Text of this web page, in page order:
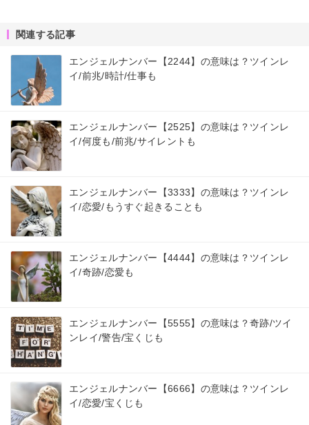
関連する記事
エンジェルナンバー【2244】の意味は？ツインレ
イ/前兆/時計/仕事も
エンジェルナンバー【2525】の意味は？ツインレ
イ/何度も/前兆/サイレントも
エンジェルナンバー【3333】の意味は？ツインレ
イ/恋愛/もうすぐ起きることも
エンジェルナンバー【4444】の意味は？ツインレ
イ/奇跡/恋愛も
エンジェルナンバー【5555】の意味は？奇跡/ツイ
ンレイ/警告/宝くじも
エンジェルナンバー【6666】の意味は？ツインレ
イ/恋愛/宝くじも